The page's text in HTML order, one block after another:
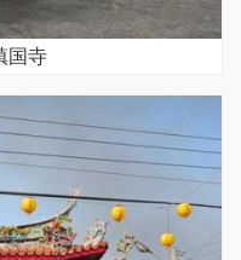
国寺